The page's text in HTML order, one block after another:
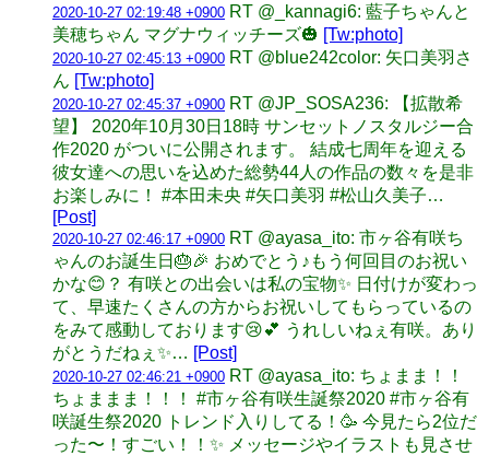
2020-10-27 02:19:48 +0900 RT @_kannagi6: 藍子ちゃんと
美穂ちゃん マグナウィッチーズ🎃 [Tw:photo]
2020-10-27 02:45:13 +0900 RT @blue242color: 矢口美羽さ
ん [Tw:photo]
2020-10-27 02:45:37 +0900 RT @JP_SOSA236: 【拡散希
望】 2020年10月30日18時 サンセットノスタルジー合
作2020 がついに公開されます。 結成七周年を迎える
彼女達への思いを込めた総勢44人の作品の数々を是非
お楽しみに！ #本田未央 #矢口美羽 #松山久美子…
[Post]
2020-10-27 02:46:17 +0900 RT @ayasa_ito: 市ヶ谷有咲ち
ゃんのお誕生日🎂🎉 おめでとう♪もう何回目のお祝い
かな😊？ 有咲との出会いは私の宝物✨ 日付けが変わっ
て、早速たくさんの方からお祝いしてもらっているの
をみて感動しております😢💕 うれしいねぇ有咲。あり
がとうだねぇ✨… [Post]
2020-10-27 02:46:21 +0900 RT @ayasa_ito: ちょまま！！
ちょままま！！！ #市ヶ谷有咲生誕祭2020 #市ヶ谷有
咲誕生祭2020 トレンド入りしてる！🥳 今見たら2位だ
った〜！すごい！！✨ メッセージやイラストも見させ